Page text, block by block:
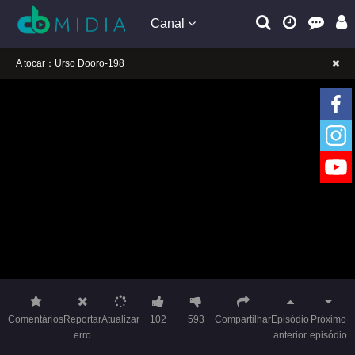
Canal
A tocar：Urso Dooro-198
ComentáriosReportar
erro
Atualizar 102 593 CompartilharEpisódio
anterior
Próximo
episódio